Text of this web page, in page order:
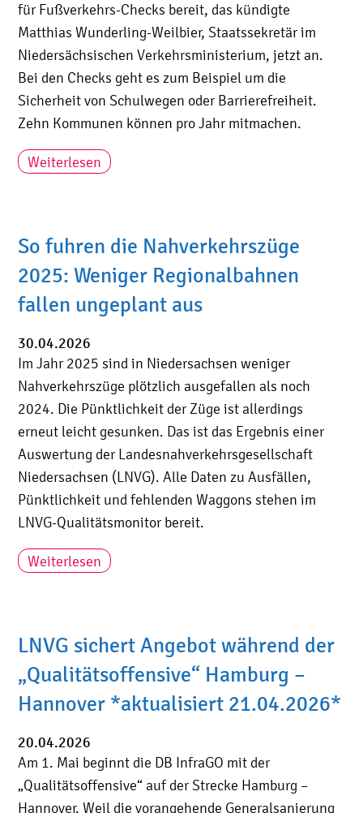
für Fußverkehrs-Checks bereit, das kündigte
Matthias Wunderling-Weilbier, Staatssekretär im
Niedersächsischen Verkehrsministerium, jetzt an.
Bei den Checks geht es zum Beispiel um die
Sicherheit von Schulwegen oder Barrierefreiheit.
Zehn Kommunen können pro Jahr mitmachen.
Weiterlesen
So fuhren die Nahverkehrszüge
2025: Weniger Regionalbahnen
fallen ungeplant aus
30.04.2026
Im Jahr 2025 sind in Niedersachsen weniger
Nahverkehrszüge plötzlich ausgefallen als noch
2024. Die Pünktlichkeit der Züge ist allerdings
erneut leicht gesunken. Das ist das Ergebnis einer
Auswertung der Landesnahverkehrsgesellschaft
Niedersachsen (LNVG). Alle Daten zu Ausfällen,
Pünktlichkeit und fehlenden Waggons stehen im
LNVG-Qualitätsmonitor bereit.
Weiterlesen
LNVG sichert Angebot während der
„Qualitätsoffensive“ Hamburg –
Hannover *aktualisiert 21.04.2026*
20.04.2026
Am 1. Mai beginnt die DB InfraGO mit der
„Qualitätsoffensive“ auf der Strecke Hamburg –
Hannover. Weil die vorangehende Generalsanierung